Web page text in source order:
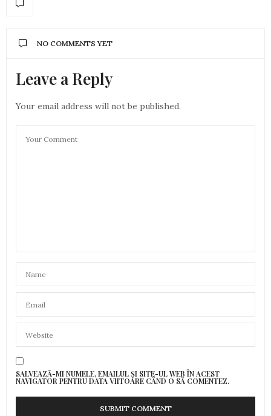
NO COMMENTS YET
Leave a Reply
Your email address will not be published.
SALVEAZĂ-MI NUMELE, EMAILUL ȘI SITE-UL WEB ÎN ACEST
NAVIGATOR PENTRU DATA VIITOARE CÂND O SĂ COMENTEZ.